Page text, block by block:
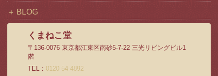
BLOG
くまねこ堂
〒136-0076 東京都江東区南砂5-7-22 三光リビングビル1
階
TEL： 0120-54-4892